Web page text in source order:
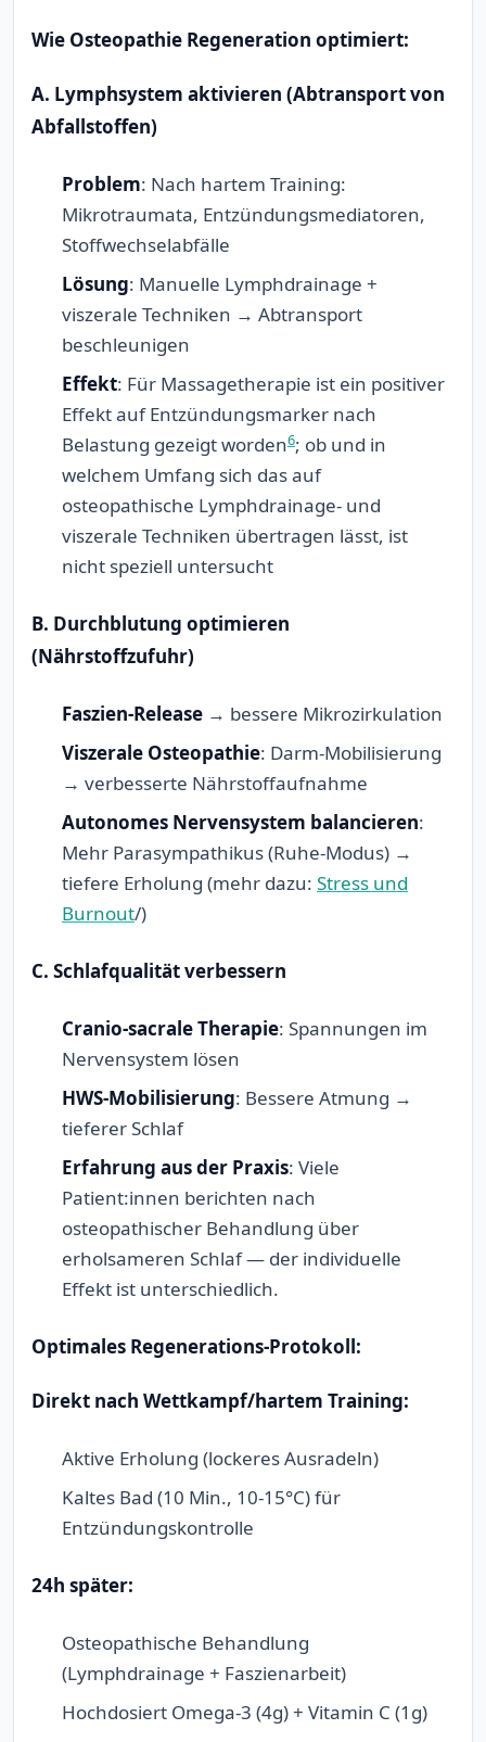
Wie Osteopathie Regeneration optimiert:
A. Lymphsystem aktivieren (Abtransport von
Abfallstoffen)
Problem: Nach hartem Training:
Mikrotraumata, Entzündungsmediatoren,
Stoffwechselabfälle
Lösung: Manuelle Lymphdrainage +
viszerale Techniken → Abtransport
beschleunigen
Effekt: Für Massagetherapie ist ein positiver
Effekt auf Entzündungsmarker nach
Belastung gezeigt worden6; ob und in
welchem Umfang sich das auf
osteopathische Lymphdrainage- und
viszerale Techniken übertragen lässt, ist
nicht speziell untersucht
B. Durchblutung optimieren
(Nährstoffzufuhr)
Faszien-Release → bessere Mikrozirkulation
Viszerale Osteopathie: Darm-Mobilisierung
→ verbesserte Nährstoffaufnahme
Autonomes Nervensystem balancieren:
Mehr Parasympathikus (Ruhe-Modus) →
tiefere Erholung (mehr dazu: Stress und
Burnout/)
C. Schlafqualität verbessern
Cranio-sacrale Therapie: Spannungen im
Nervensystem lösen
HWS-Mobilisierung: Bessere Atmung →
tieferer Schlaf
Erfahrung aus der Praxis: Viele
Patient:innen berichten nach
osteopathischer Behandlung über
erholsameren Schlaf — der individuelle
Effekt ist unterschiedlich.
Optimales Regenerations-Protokoll:
Direkt nach Wettkampf/hartem Training:
Aktive Erholung (lockeres Ausradeln)
Kaltes Bad (10 Min., 10-15°C) für
Entzündungskontrolle
24h später:
Osteopathische Behandlung
(Lymphdrainage + Faszienarbeit)
Hochdosiert Omega-3 (4g) + Vitamin C (1g)